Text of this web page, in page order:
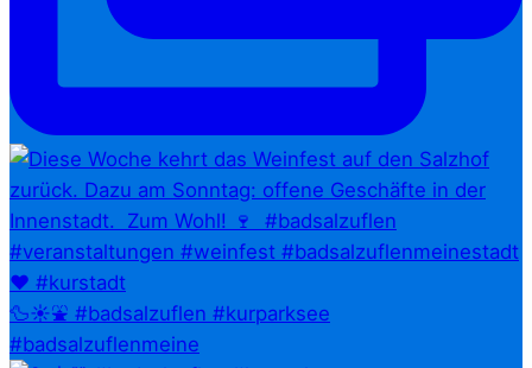
🦆☀️⛲ #badsalzuflen #kurparksee
#badsalzuflenmeine